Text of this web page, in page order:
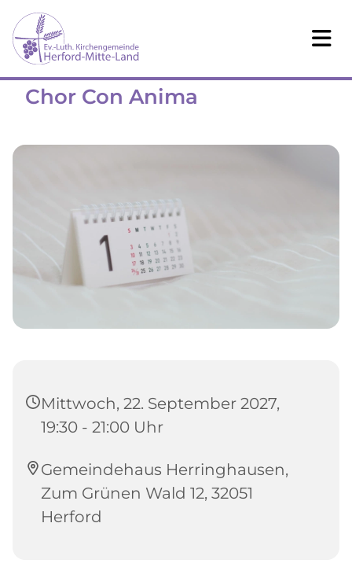
Chor Con Anima
Mittwoch, 22. September 2027,
19:30 - 21:00 Uhr
Gemeindehaus Herringhausen,
Zum Grünen Wald 12, 32051
Herford